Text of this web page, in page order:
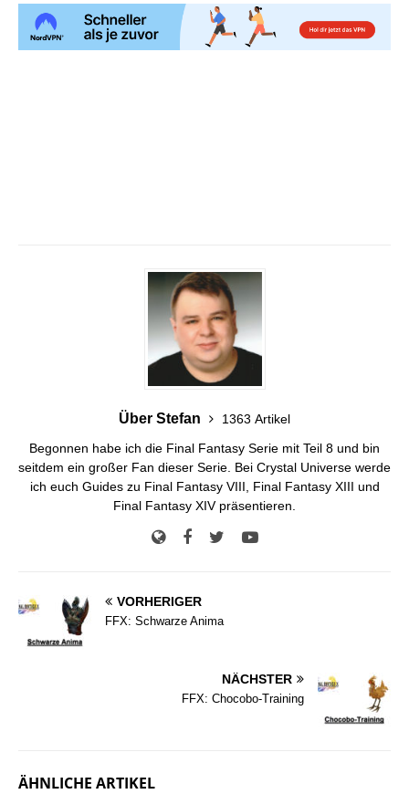
Über Stefan
1363 Artikel
Begonnen habe ich die Final Fantasy Serie mit Teil 8 und bin
seitdem ein großer Fan dieser Serie. Bei Crystal Universe werde
ich euch Guides zu Final Fantasy VIII, Final Fantasy XIII und
Final Fantasy XIV präsentieren.
VORHERIGER
FFX: Schwarze Anima
NÄCHSTER
FFX: Chocobo-Training
ÄHNLICHE ARTIKEL